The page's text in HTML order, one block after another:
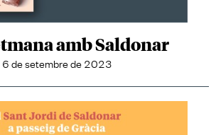
amb Saldonar
6 de setembre de 2023